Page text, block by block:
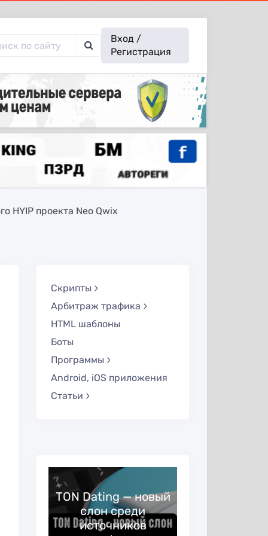
Вход /
Регистрация
HYIP проекта Neo Qwix
Скрипты
Арбитраж трафика
HTML шаблоны
Боты
Программы
Android, iOS приложения
Статьи
TON Dating — новый
слон среди
источников